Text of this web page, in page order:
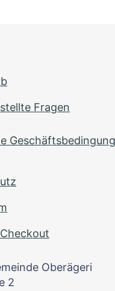
Fragen
Oberägeri
2